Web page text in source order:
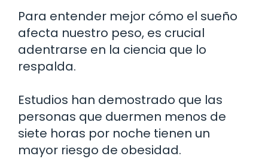
Para entender mejor cómo el sueño
afecta nuestro peso, es crucial
adentrarse en la ciencia que lo
respalda.
Estudios han demostrado que las
personas que duermen menos de
siete horas por noche tienen un
mayor riesgo de obesidad.